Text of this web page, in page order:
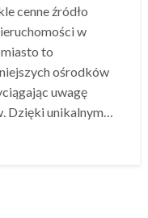
cenne źródło
w
to
ośrodków
uwagę
Dzięki unikalnym…